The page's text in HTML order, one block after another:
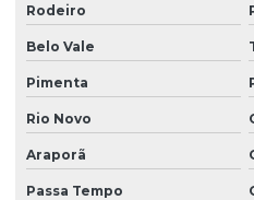
Rodeiro
Belo Vale
Pimenta
Rio Novo
Araporã
Passa Tempo